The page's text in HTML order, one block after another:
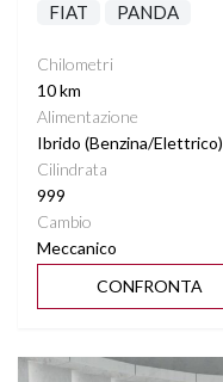
FIAT PANDA
Chilometri
10 km
Alimentazione
Ibrido (Benzina/Elettrico)
Cilindrata
999
Cambio
Meccanico
CONFRONTA
Vedi dettagli